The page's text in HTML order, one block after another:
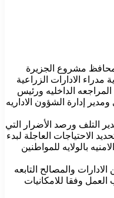
مشروع الجزيرة
مدراء الادارات الزراعية
الداخليه ورئيس
ومدير إدارة الشؤون الاداريه
التلف ورصد الأضرار التي
الاحتياجات العاجلة لبدء
بالولايه للمواطنين
والمصالح التابعه
وفقا للامكانيات